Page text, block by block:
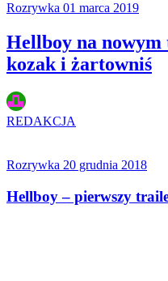
Rozrywka 01 marca 2019
Hellboy na nowym
kozak i żartowniś
REDAKCJA
Rozrywka 20 grudnia 2018
Hellboy – pierwszy